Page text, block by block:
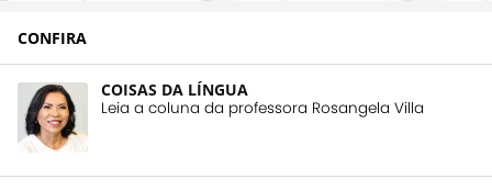
CONFIRA
COISAS DA LÍNGUA
Leia a coluna da professora Rosangela Villa